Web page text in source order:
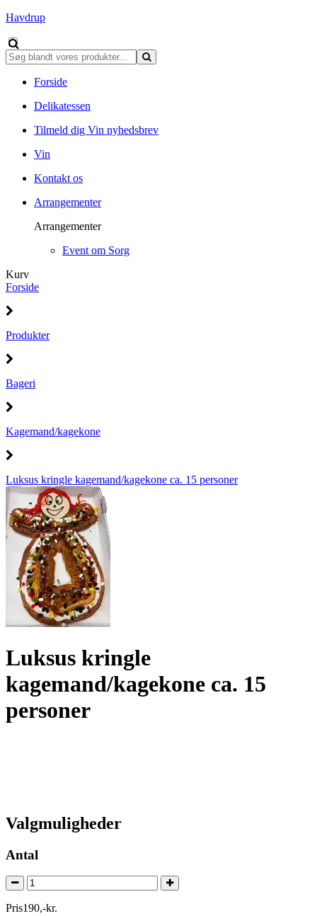
Havdrup
Forside
Delikatessen
Tilmeld dig Vin nyhedsbrev
Vin
Kontakt os
Arrangementer
Arrangementer
Event om Sorg
Kurv
Forside
Produkter
Bageri
Kagemand/kagekone
Luksus kringle kagemand/kagekone ca. 15 personer
Luksus kringle
kagemand/kagekone ca. 15
personer
Valgmuligheder
Antal
Pris190,-kr.